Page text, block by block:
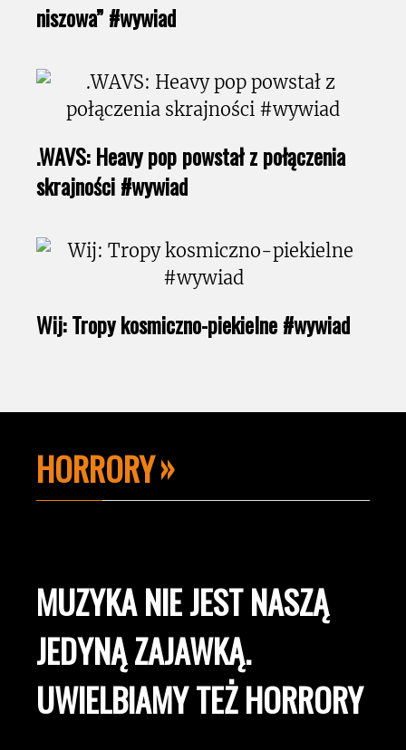
niszowa” #wywiad
.WAVS: Heavy pop powstał z połączenia
skrajności #wywiad
Wij: Tropy kosmiczno-piekielne #wywiad
HORRORY
MUZYKA NIE JEST NASZĄ
JEDYNĄ ZAJAWKĄ.
UWIELBIAMY TEŻ HORRORY